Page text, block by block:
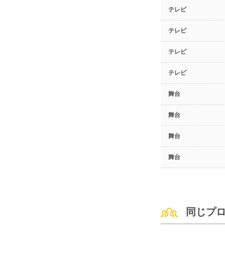
テレビ
テレビ
テレビ
テレビ
舞台
舞台
舞台
舞台
同じプ